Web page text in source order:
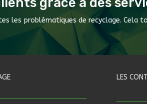
les problématiques de recyclage.
LES